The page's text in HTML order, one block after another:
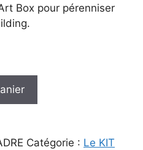
Box pour pérenniser
Catégorie : Le KIT